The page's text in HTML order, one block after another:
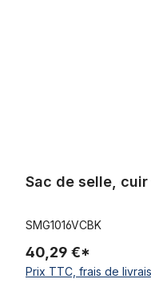
Sac de selle,
SMG1016VCBK
40,29 €*
Prix TTC, frais de